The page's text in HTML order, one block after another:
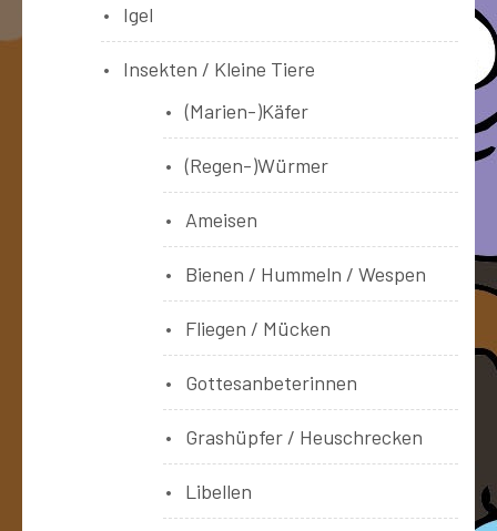
Igel
Insekten / Kleine Tiere
(Marien-)Käfer
(Regen-)Würmer
Ameisen
Bienen / Hummeln / Wespen
Fliegen / Mücken
Gottesanbeterinnen
Grashüpfer / Heuschrecken
Libellen